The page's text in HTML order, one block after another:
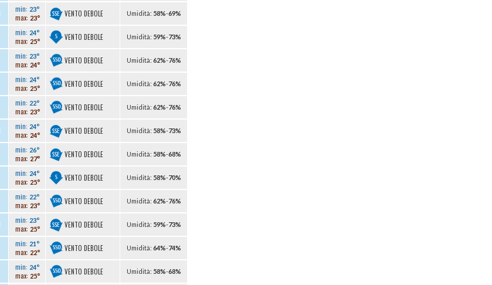
min: 23°
max: 23° VENTO DEBOLE Umidità: 58%-69%
min: 24°
max: 25° VENTO DEBOLE Umidità: 59%-73%
min: 23°
max: 24° VENTO DEBOLE Umidità: 62%-76%
min: 24°
max: 25° VENTO DEBOLE Umidità: 62%-76%
min: 22°
max: 23° VENTO DEBOLE Umidità: 62%-76%
min: 24°
max: 24° VENTO DEBOLE Umidità: 58%-73%
min: 26°
max: 27° VENTO DEBOLE Umidità: 58%-68%
min: 24°
max: 25° VENTO DEBOLE Umidità: 58%-70%
min: 22°
max: 23° VENTO DEBOLE Umidità: 62%-76%
min: 23°
max: 25° VENTO DEBOLE Umidità: 59%-73%
min: 21°
max: 22° VENTO DEBOLE Umidità: 64%-74%
min: 24°
max: 25° VENTO DEBOLE Umidità: 58%-68%